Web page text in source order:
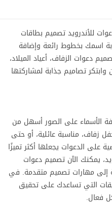
للأندرويد تصميم بطاقات
اسمك بخطوط رائعة وإضافة
دعوات الزفاف، أعياد الميلاد،
وابتكر تصاميم جذابة لمشاركتها
الأسماء على الصور أسهل من
مناسبة عائلية، أو حتى
الدعوات يجعلها أكثر تميزًا
يمكنك الآن تصميم دعوات
إلى مهارات تصميم متقدمة. في
التي تساعدك على تحقيق
فعال.